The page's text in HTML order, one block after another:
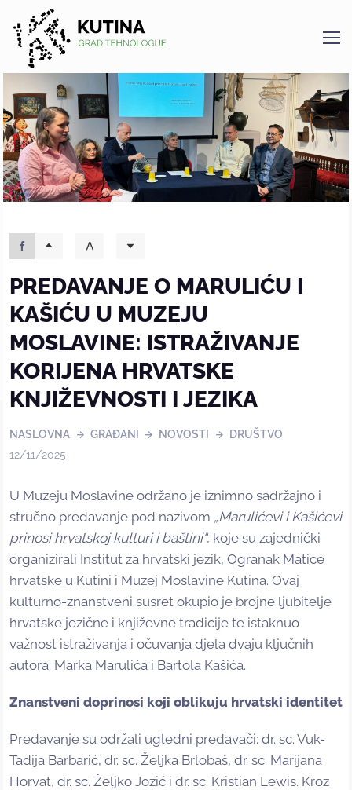
Kutina
PREDAVANJE O MARULIĆU I
KAŠIĆU U MUZEJU
MOSLAVINE: ISTRAŽIVANJE
KORIJENA HRVATSKE
KNJIŽEVNOSTI I JEZIKA
NASLOVNA GRAĐANI NOVOSTI
DRUŠTVO
12/11/2025
U Muzeju Moslavine održano je iznimno sadržajno i
stručno predavanje pod nazivom „Marulićevi i Kašićevi
prinosi hrvatskoj kulturi i baštini“, koje su zajednički
organizirali Institut za hrvatski jezik, Ogranak Matice
hrvatske u Kutini i Muzej Moslavine Kutina. Ovaj
kulturno-znanstveni susret okupio je brojne ljubitelje
hrvatske jezične i književne tradicije te istaknuo
važnost istraživanja i očuvanja djela dvaju ključnih
autora: Marka Marulića i Bartola Kašića.
Znanstveni doprinosi koji oblikuju hrvatski identitet
Predavanje su održali ugledni predavači: dr. sc. Vuk-
Tadija Barbarić, dr. sc. Željka Brlobaš, dr. sc. Marijana
Horvat, dr. sc. Željko Jozić i dr. sc. Kristian Lewis. Kroz